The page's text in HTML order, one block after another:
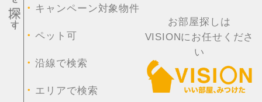
・ キャンペーン対象物件
・ペット可
・沿線で検索
・ エリアで検索
お部屋探しは
VISIONにお任せくださ
い